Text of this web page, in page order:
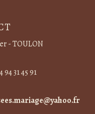
- TOULON
94 31 45 91